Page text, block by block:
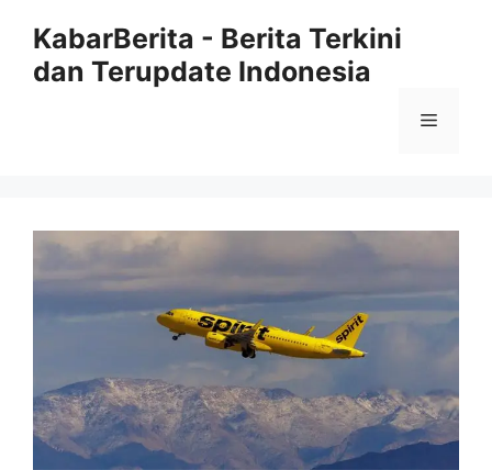
KabarBerita - Berita Terkini
dan Terupdate Indonesia
Menu